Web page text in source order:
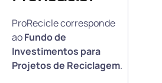
ProRecicle corresponde
aoFundo de
Investimentos para
Projetos de Reciclagem.